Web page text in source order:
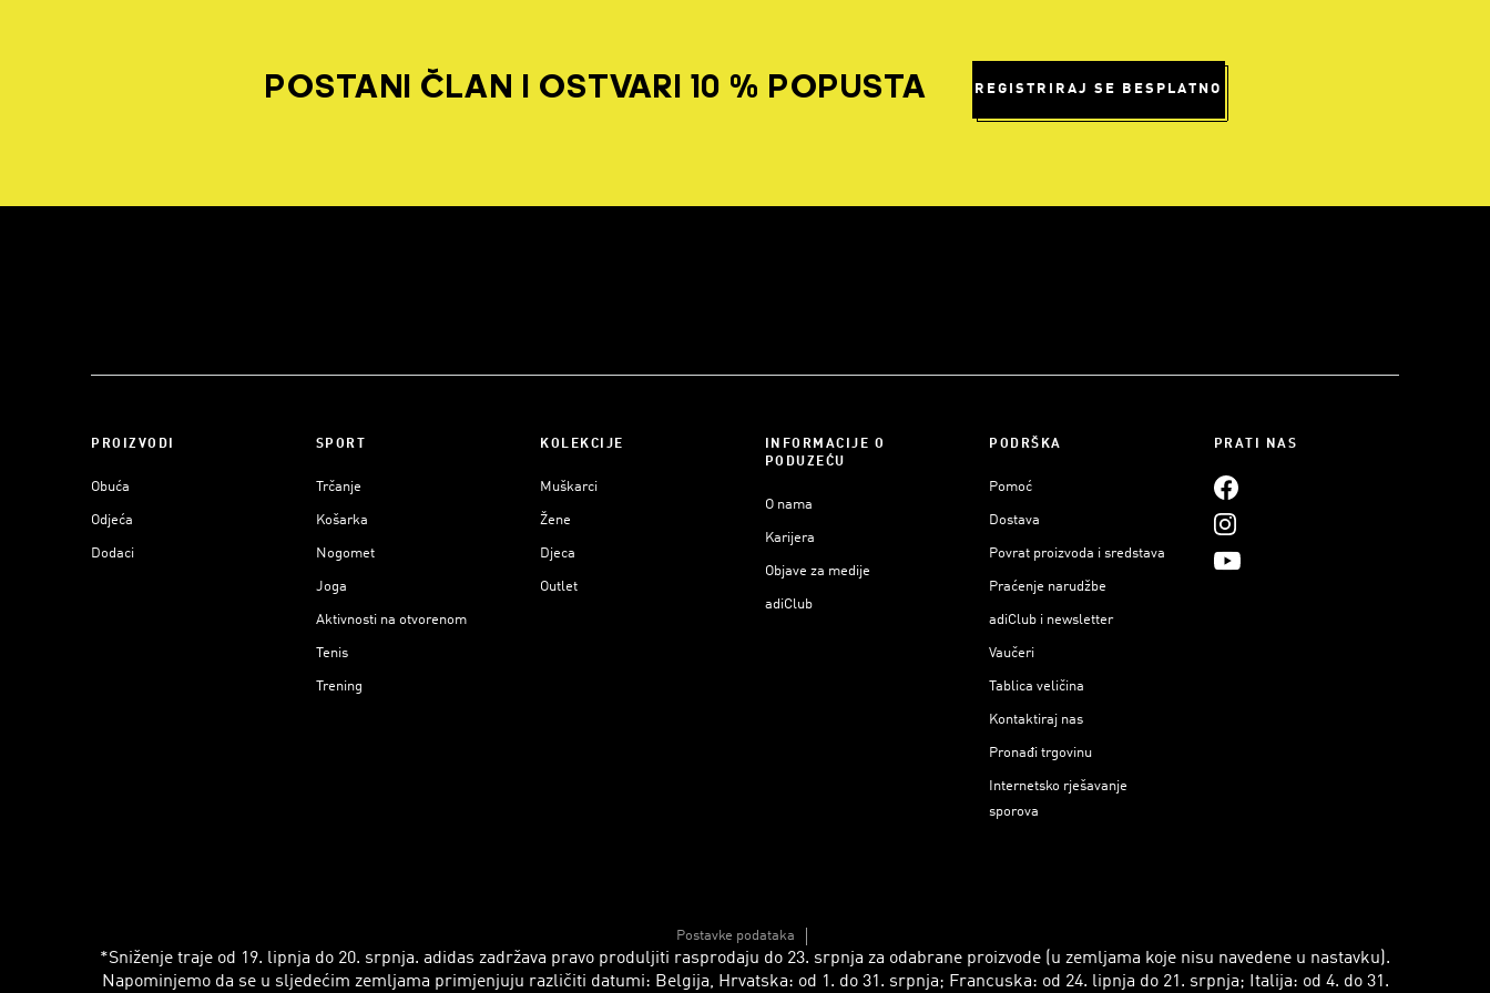
POSTANI ČLAN I OSTVARI 10 % POPUSTA REGISTRIRAJ SE BESPLATNO
PROIZVODI
Obuća
Odjeća
Dodaci
SPORT
Trčanje
Košarka
Nogomet
Joga
Aktivnosti na otvorenom
Tenis
Trening
KOLEKCIJE
Muškarci
Žene
Djeca
Outlet
INFORMACIJE O
PODUZEĆU
O nama
Karijera
Objave za medije
adiClub
PODRŠKA
Pomoć
Dostava
Povrat proizvoda i sredstava
Praćenje narudžbe
adiClub i newsletter
Vaučeri
Tablica veličina
Kontaktiraj nas
Pronađi trgovinu
Internetsko rješavanje
sporova
PRATI NAS
Postavke podataka
*Sniženje traje od 19. lipnja do 20. srpnja. adidas zadržava pravo produljiti rasprodaju do 23. srpnja za odabrane proizvode (u zemljama koje nisu navedene u nastavku).
Napominjemo da se u sljedećim zemljama primjenjuju različiti datumi: Belgija, Hrvatska: od 1. do 31. srpnja; Francuska: od 24. lipnja do 21. srpnja; Italija: od 4. do 31.